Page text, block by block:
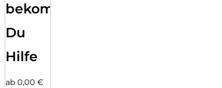
bekommst
Du
Hilfe
ab 0,00 €